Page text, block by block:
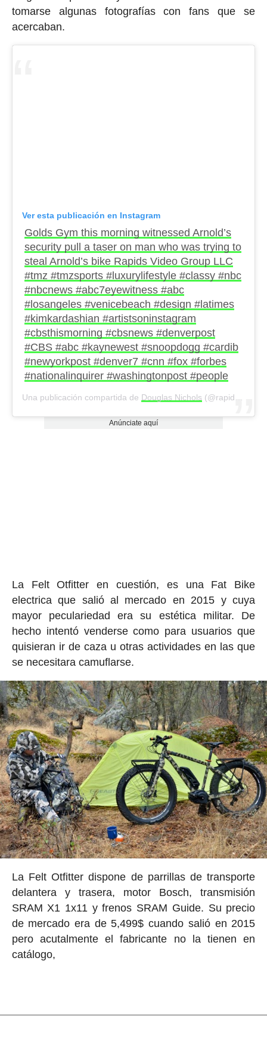
tomarse algunas fotografías con fans que se
acercaban.
Ver esta publicación en Instagram
Golds Gym this morning witnessed Arnold’s
security pull a taser on man who was trying to
steal Arnold’s bike Rapids Video Group LLC
#tmz #tmzsports #luxurylifestyle #classy #nbc
#nbcnews #abc7eyewitness #abc
#losangeles #venicebeach #design #latimes
#kimkardashian #artistsoninstagram
#cbsthismorning #cbsnews #denverpost
#CBS #abc #kaynewest #snoopdogg #cardib
#newyorkpost #denver7 #cnn #fox #forbes
#nationalinquirer #washingtonpost #people
Una publicación compartida de Douglas Nichols (@rapidsvideogroupllc) el
Anúnciate aquí
La Felt Otfitter en cuestión, es una Fat Bike
electrica que salió al mercado en 2015 y cuya
mayor peculariedad era su estética militar. De
hecho intentó venderse como para usuarios que
quisieran ir de caza u otras actividades en las que
se necesitara camuflarse.
La Felt Otfitter dispone de parrillas de transporte
delantera y trasera, motor Bosch, transmisión
SRAM X1 1x11 y frenos SRAM Guide. Su precio
de mercado era de 5,499$ cuando salió en 2015
pero acutalmente el fabricante no la tienen en
catálogo,